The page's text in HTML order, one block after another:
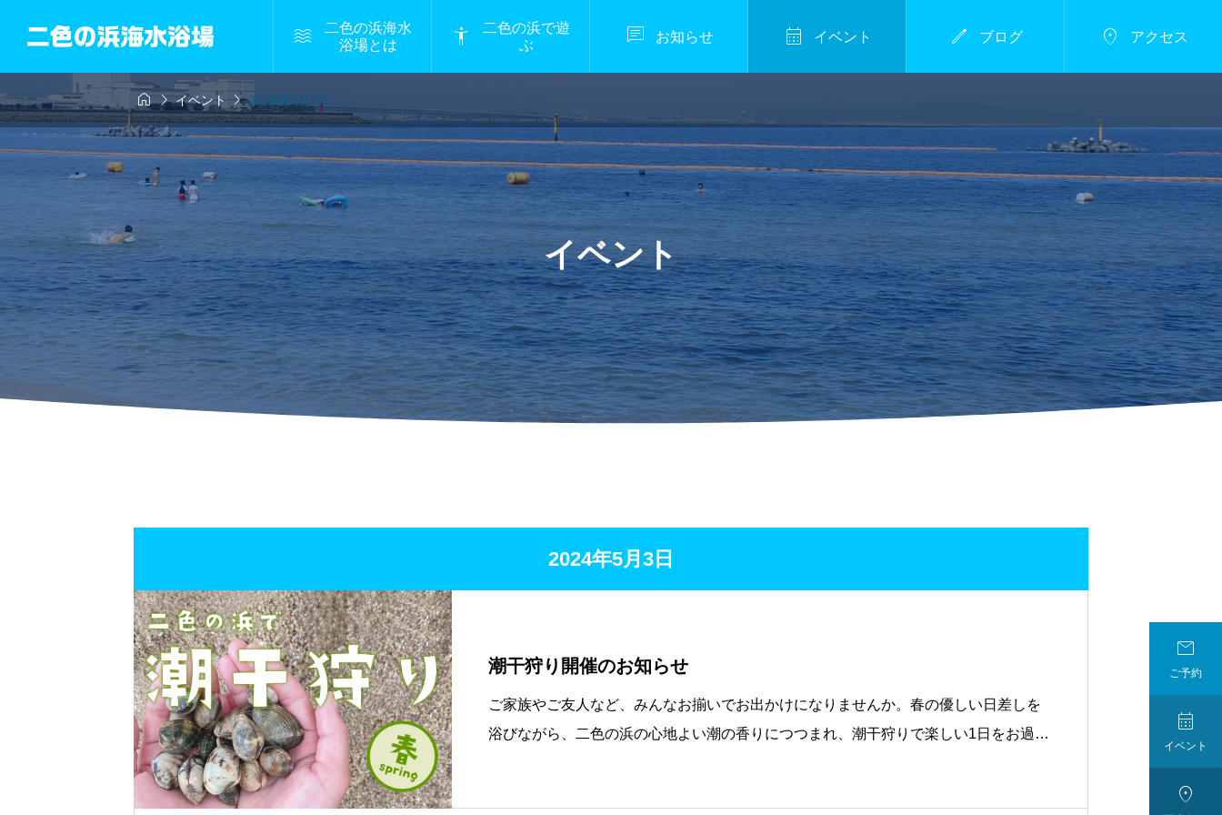

二色の浜海水
浴場とは

二色の浜で遊
ぶ
 お知らせ  イベント  ブログ  アクセス
期開催
浴開催のお知らせ
開催中
潮干狩り開催のお知ら
海水浴開催のお知らせ
潮干狩り開催のお知ら
せ
辺情報
―阪神高速
2023.08.12
二色の浜で楽しめるおしゃれなCafeを
ご紹介します！
2023.07.21
 
イベント2024年5月3日
イベント
2024年5月3日
潮干狩り開催のお知らせ
ご家族やご友人など、みんなお揃いでお出かけになりませんか。春の優しい日差しを
浴びながら、二色の浜の心地よい潮の香りにつつまれ、潮干狩りで楽しい1日をお過ご

ご予約

イベント
